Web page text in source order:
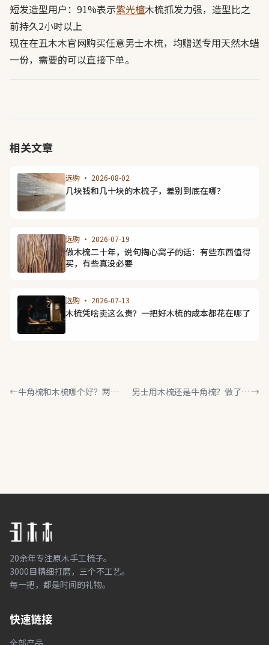
短发造型用户：91%表示紫光檀木梳抓发力强，造型比之
前持久2小时以上
现在在丑木木官网购买任意男士木梳，均赠送专用天然木蜡
一份，需要的可以直接下单。
相关文章
选购 · 2026-08-02
几块钱和几十块的木梳子，差别到底在哪？
选购 · 2026-07-19
做木梳二十年，说句掏心窝子的话：有些东西值得
买，有些真没必要
选购 · 2026-07-13
木梳凭啥卖这么贵？一把好木梳的成本都花在哪了
←牛角梳和木梳哪个好？两种
男士用木梳还是牛角梳？做了20→
20余年专注原木手工梳子。
3000目精细打磨，三个不工艺。
每一把，都是时间的礼物。
快速链接
全部产品